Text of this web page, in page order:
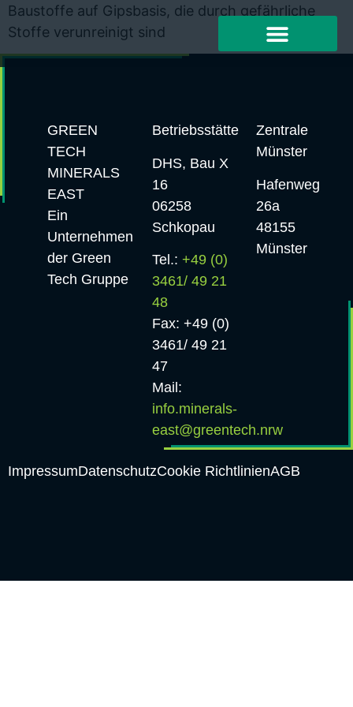
Baustoffe auf Gipsbasis, die durch gefährliche
Stoffe verunreinigt sind
GREEN
TECH
MINERALS
EAST
Ein
Unternehmen
der Green
Tech Gruppe
Betriebsstätte
DHS, Bau X
16
06258
Schkopau
Tel.: +49 (0)
3461/ 49 21
48
Fax: +49 (0)
3461/ 49 21
47
Mail:
info.minerals-
east@greentech.nrw
Zentrale
Münster
Hafenweg
26a
48155
Münster
ImpressumDatenschutzCookie RichtlinienAGB